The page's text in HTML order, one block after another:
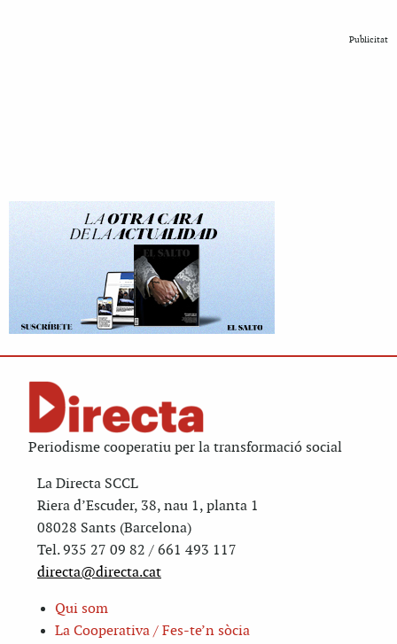
Publicitat
Periodisme cooperatiu per la transformació social
La Directa SCCL
Riera d’Escuder, 38, nau 1, planta 1
08028 Sants (Barcelona)
Tel. 935 27 09 82 / 661 493 117
directa@directa.cat
Qui som
La Cooperativa / Fes-te’n sòcia